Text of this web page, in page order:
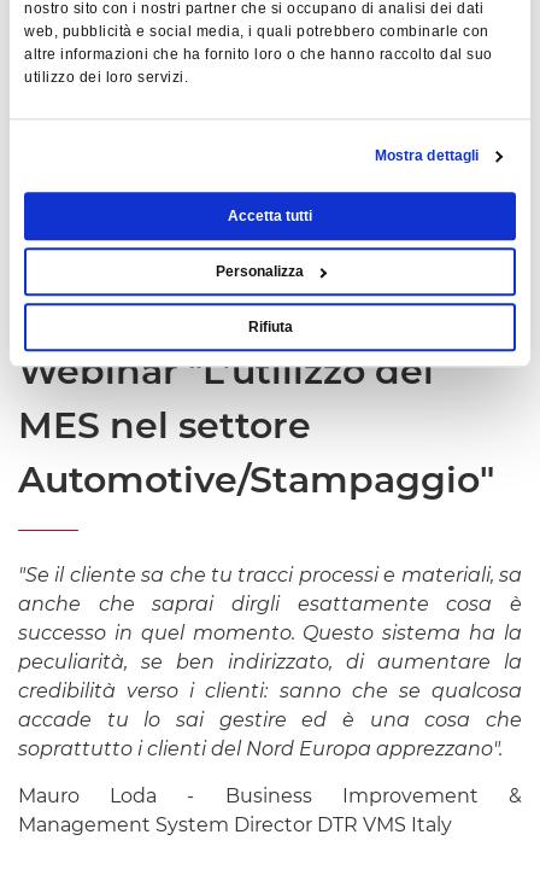
nostro sito con i nostri partner che si occupano di analisi dei dati
web, pubblicità e social media, i quali potrebbero combinarle con
altre informazioni che ha fornito loro o che hanno raccolto dal suo
utilizzo dei loro servizi.
Mostra dettagli
Accetta tutti
Personalizza
Rifiuta
Webinar "L’utilizzo del
MES nel settore
Automotive/Stampaggio"
"Se il cliente sa che tu tracci processi e materiali, sa
anche che saprai dirgli esattamente cosa è
successo in quel momento. Questo sistema ha la
peculiarità, se ben indirizzato, di aumentare la
credibilità verso i clienti: sanno che se qualcosa
accade tu lo sai gestire ed è una cosa che
soprattutto i clienti del Nord Europa apprezzano".
Mauro Loda - Business Improvement &
Management System Director DTR VMS Italy